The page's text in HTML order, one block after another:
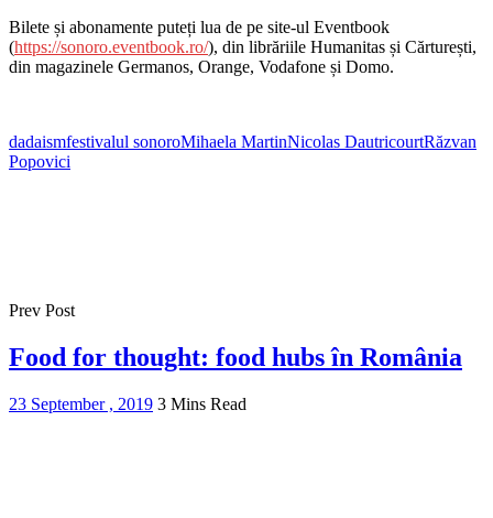
Bilete și abonamente puteți lua de pe site-ul Eventbook
(https://sonoro.eventbook.ro/), din librăriile Humanitas și Cărturești,
din magazinele Germanos, Orange, Vodafone și Domo.
dadaismfestivalul sonoroMihaela MartinNicolas DautricourtRăzvan
Popovici
Prev Post
Food for thought: food hubs în România
23 September , 2019 3 Mins Read